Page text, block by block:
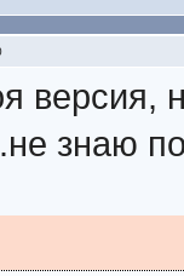
версия,
знаю